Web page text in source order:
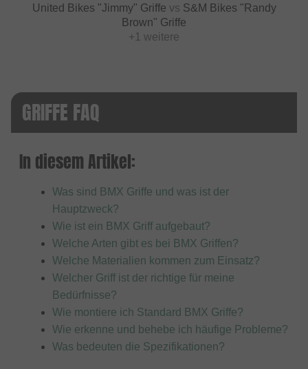
United Bikes "Jimmy" Griffe vs S&M Bikes "Randy
Brown" Griffe
+1 weitere
GRIFFE FAQ
In diesem Artikel:
Was sind BMX Griffe und was ist der
Hauptzweck?
Wie ist ein BMX Griff aufgebaut?
Welche Arten gibt es bei BMX Griffen?
Welche Materialien kommen zum Einsatz?
Welcher Griff ist der richtige für meine
Bedürfnisse?
Wie montiere ich Standard BMX Griffe?
Wie erkenne und behebe ich häufige Probleme?
Was bedeuten die Spezifikationen?